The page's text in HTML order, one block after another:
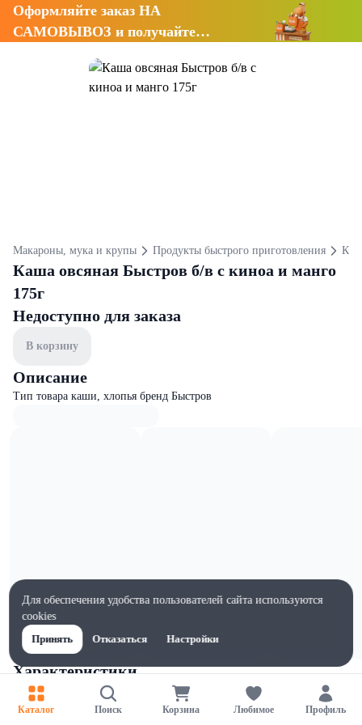
Оформляйте заказ НА
САМОВЫВОЗ и получайте
Макароны, мука и крупы Продукты быстрого приготовления
Каша овсяная Быстров б/в с киноа и манго
175г
Недоступно для заказа
В корзину
Описание
Тип товара каши, хлопья бренд Быстров
Характеристики
Ширина, мм
125
Каталог Поиск Корзина Любимое Профиль
Для обеспечения удобства пользователей сайта используются
cookies
Принять
Отказаться Настройки